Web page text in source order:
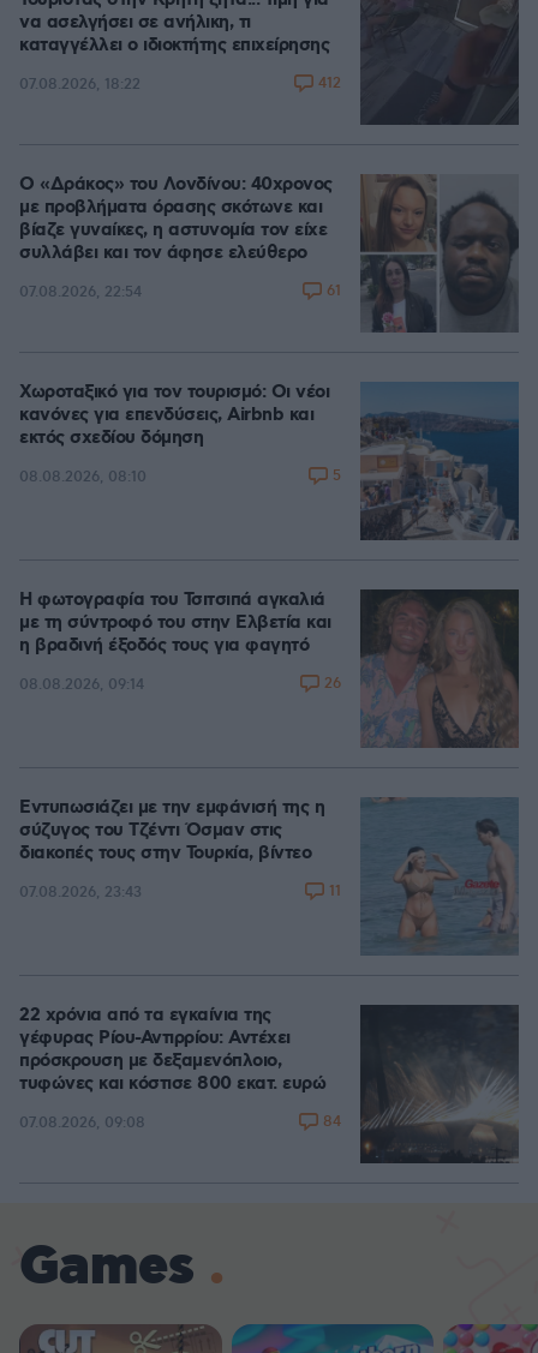
να ασελγήσει σε ανήλικη, τι
καταγγέλλει ο ιδιοκτήτης επιχείρησης
07.08.2026, 18:22 412
Ο «Δράκος» του Λονδίνου: 40χρονος
με προβλήματα όρασης σκότωνε και
βίαζε γυναίκες, η αστυνομία τον είχε
συλλάβει και τον άφησε ελεύθερο
07.08.2026, 22:54 61
Χωροταξικό για τον τουρισμό: Οι νέοι
κανόνες για επενδύσεις, Airbnb και
εκτός σχεδίου δόμηση
08.08.2026, 08:10 5
Η φωτογραφία του Τσιτσιπά αγκαλιά
με τη σύντροφό του στην Ελβετία και
η βραδινή έξοδός τους για φαγητό
08.08.2026, 09:14 26
Εντυπωσιάζει με την εμφάνισή της η
σύζυγος του Τζέντι Όσμαν στις
διακοπές τους στην Τουρκία, βίντεο
07.08.2026, 23:43 11
22 χρόνια από τα εγκαίνια της
γέφυρας Ρίου-Αντιρρίου: Αντέχει
πρόσκρουση με δεξαμενόπλοιο,
τυφώνες και κόστισε 800 εκατ. ευρώ
07.08.2026, 09:08 84
Games